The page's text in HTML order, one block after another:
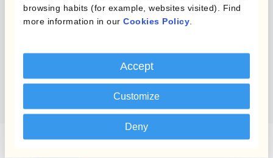
browsing habits (for example, websites visited). Find
more information in our Cookies Policy
Accept
Customize
Deny